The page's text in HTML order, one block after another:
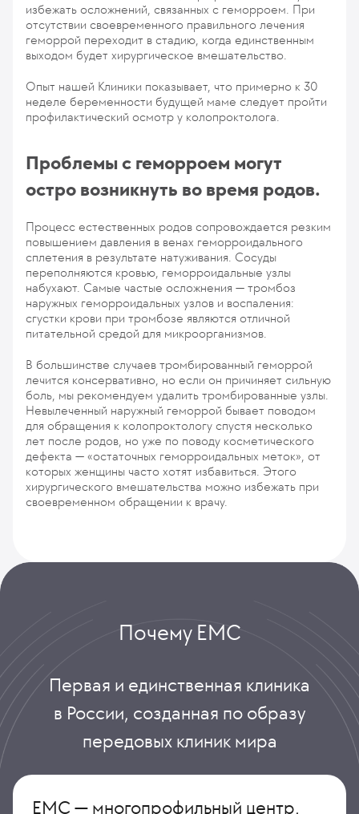
избежать осложнений, связанных с геморроем. При
отсутствии своевременного правильного лечения
геморрой переходит в стадию, когда единственным
выходом будет хирургическое вмешательство.
Опыт нашей Клиники показывает, что примерно к 30
неделе беременности будущей маме следует пройти
профилактический осмотр у колопроктолога.
Проблемы с геморроем могут
остро возникнуть во время родов.
Процесс естественных родов сопровождается резким
повышением давления в венах геморроидального
сплетения в результате натуживания. Сосуды
переполняются кровью, геморроидальные узлы
набухают. Самые частые осложнения — тромбоз
наружных геморроидальных узлов и воспаления:
сгустки крови при тромбозе являются отличной
питательной средой для микроорганизмов.
В большинстве случаев тромбированный геморрой
лечится консервативно, но если он причиняет сильную
боль, мы рекомендуем удалить тромбированные узлы.
Невылеченный наружный геморрой бывает поводом
для обращения к колопроктологу спустя несколько
лет после родов, но уже по поводу косметического
дефекта — «остаточных геморроидальных меток», от
которых женщины часто хотят избавиться. Этого
хирургического вмешательства можно избежать при
своевременном обращении к врачу.
Почему ЕМС
Первая и единственная клиника
в России, созданная по образу
передовых клиник мира
ЕМС — многопрофильный центр,